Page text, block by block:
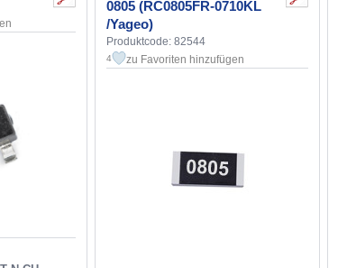
0805 (RC0805FR-0710KL
/Yageo)
Produktcode: 82544
4 zu Favoriten hinzufügen